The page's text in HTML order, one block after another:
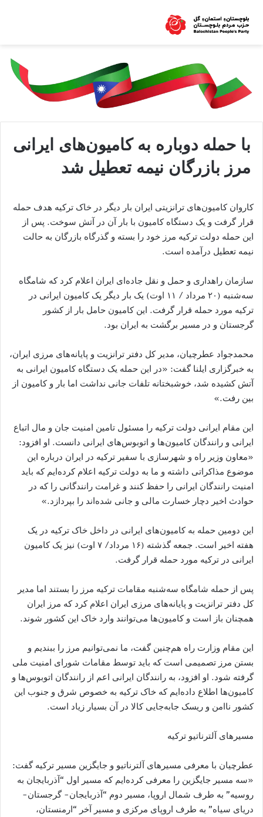
با حمله دوباره به کامیون‌های ایرانی
مرز بازرگان نیمه تعطیل شد
کاروان کامیون‌های ترانزیتی ایران بار دیگر در خاک ترکیه هدف حمله
قرار گرفت و یک دستگاه کامیون با بار آن در آتش سوخت. پس از
این حمله دولت ترکیه مرز خود را بسته و گذرگاه بازرگان به حالت
نیمه‌ تعطیل درآمده است.
سازمان راهداری و حمل و نقل جاده‌ای ایران اعلام کرد که شامگاه
سه‌شنبه (۲۰ مرداد / ۱۱ اوت) یک بار دیگر یک کامیون ایرانی در
ترکیه مورد حمله قرار گرفت. این کامیون حامل بار از کشور
گرجستان و در مسیر برگشت به ایران بود.
محمدجواد عطرچیان، مدیر کل دفتر ترانزیت و پایانه‌های مرزی ایران،
به خبرگزاری ایلنا گفت: «در این حمله یک دستگاه کامیون ایرانی به
آتش کشیده شد، خوشبختانه تلفات جانی نداشت اما بار و کامیون از
بین رفت.»
این مقام ایرانی دولت ترکیه را مسئول تامین امنیت جان و مال اتباع
ایرانی و رانندگان کامیون‌ها و اتوبوس‌های ایرانی دانست. او افزود:
«معاون وزیر راه و شهرسازی با سفیر ترکیه در ایران درباره این
موضوع مذاکراتی داشته‌ و ما به دولت ترکیه اعلام کرده‌ایم که باید
امنیت رانندگان ایرانی را حفظ کنند و غرامت رانندگانی را که در
حوادث اخیر دچار خسارت مالی و جانی شده‌اند را بپردازد.»
این دومین حمله به کامیون‌های ایرانی در داخل خاک ترکیه در یک
هفته اخیر است. جمعه گذشته (۱۶ مرداد/ ۷ اوت) نیز یک کامیون
ایرانی در ترکیه مورد حمله قرار گرفت.
پس از حمله شامگاه سه‌شنبه مقامات ترکیه مرز را بستند اما مدیر
کل دفتر ترانزیت و پایانه‌های مرزی ایران اعلام کرد که مرز ایران
همچنان باز است و کامیون‌ها می‌توانند وارد خاک این کشور شوند.
این مقام وزارت راه هم‌چنین گفت، ما نمی‌توانیم مرز را ببندیم و
بستن مرز تصمیمی است که باید توسط مقامات شورای امنیت ملی
گرفته شود. او افزود، به‌‌ رانندگان ایرانی اعم از رانندگان اتوبوس‌ها و
کامیون‌ها اطلاع داده‌ایم که خاک ترکیه به خصوص شرق و جنوب این
کشور ناامن و ریسک جابه‌جایی کالا در آن بسیار زیاد است.
مسیرهای آلترناتیو ترکیه
عطرچیان با معرفی مسیرهای آلترناتیو و جایگزین مسیر ترکیه گفت:
«سه مسیر جایگزین را معرفی کرده‌ایم که مسیر اول “آذربایجان به
روسیه” به طرف شمال اروپا،‌ مسیر دوم “آذربایجان- گرجستان-
دریای سیاه” به طرف اروپای مرکزی و مسیر آخر “ارمنستان،